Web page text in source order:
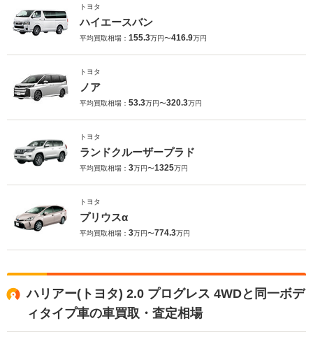
トヨタ
ハイエースバン
平均買取相場： 155.3万円〜416.9万円
トヨタ
ノア
平均買取相場： 53.3万円〜320.3万円
トヨタ
ランドクルーザープラド
平均買取相場： 3万円〜1325万円
トヨタ
プリウスα
平均買取相場： 3万円〜774.3万円
ハリアー(トヨタ) 2.0 プログレス 4WDと同一ボデ
ィタイプ車の車買取・査定相場